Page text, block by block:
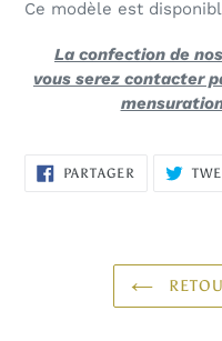
Ce modèle est
La confection de
vous serez contacter
PARTAGER PARTAGER